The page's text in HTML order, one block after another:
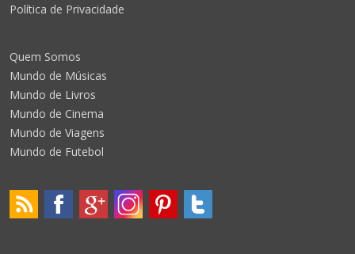
Política de Privacidade
Quem Somos
Mundo de Músicas
Mundo de Livros
Mundo de Cinema
Mundo de Viagens
Mundo de Futebol